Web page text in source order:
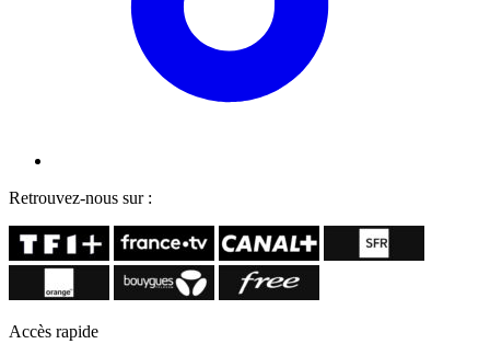
Retrouvez-nous sur :
Accès rapide